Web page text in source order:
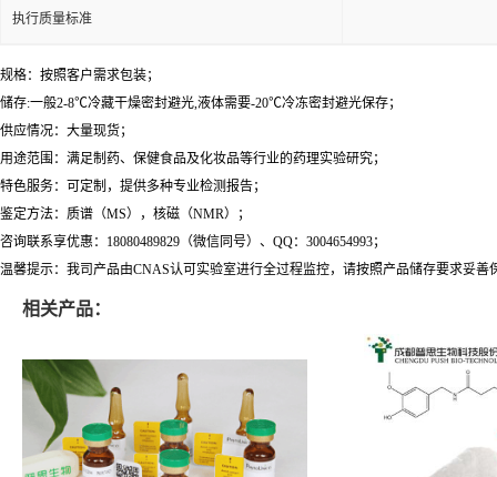
执行质量标准
规格：按照客户需求包装；
储存:一般2-8℃冷藏干燥密封避光,液体需要-20℃冷冻密封避光保存；
供应情况：大量现货；
用途范围：满足制药、保健食品及化妆品等行业的药理实验研究；
特色服务：可定制，提供多种专业检测报告；
鉴定方法：质谱（MS），核磁（NMR）；
咨询联系享优惠：18080489829（微信同号）、QQ：3004654993；
温馨提示：我司产品由CNAS认可实验室进行全过程监控，请按照产品储存要求妥善
相关产品：